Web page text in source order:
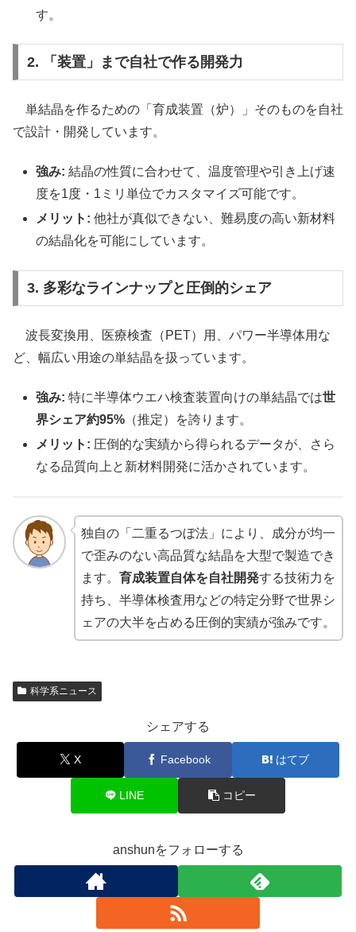
す。
2. 「装置」まで自社で作る開発力
単結晶を作るための「育成装置（炉）」そのものを自社
で設計・開発しています。
強み: 結晶の性質に合わせて、温度管理や引き上げ速
度を1度・1ミリ単位でカスタマイズ可能です。
メリット: 他社が真似できない、難易度の高い新材料
の結晶化を可能にしています。
3. 多彩なラインナップと圧倒的シェア
波長変換用、医療検査（PET）用、パワー半導体用な
ど、幅広い用途の単結晶を扱っています。
強み: 特に半導体ウエハ検査装置向けの単結晶では世
界シェア約95% （推定）を誇ります。
メリット: 圧倒的な実績から得られるデータが、さら
なる品質向上と新材料開発に活かされています。
独自の「二重るつぼ法」により、成分が均一
で歪みのない高品質な結晶を大型で製造でき
ます。 育成装置自体を自社開発する技術力を
持ち、半導体検査用などの特定分野で世界シ
ェアの大半を占める圧倒的実績が強みです。
科学系ニュース
シェアする
X Facebook はてブ
LINE コピー
anshunをフォローする